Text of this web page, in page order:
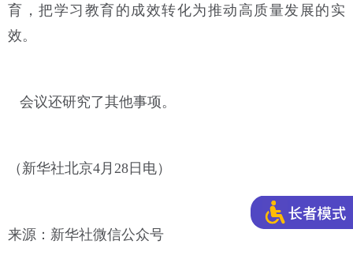
育，把学习教育的成效转化为推动高质量发展的实
效。
会议还研究了其他事项。
（新华社北京4月28日电）
来源：新华社微信公众号